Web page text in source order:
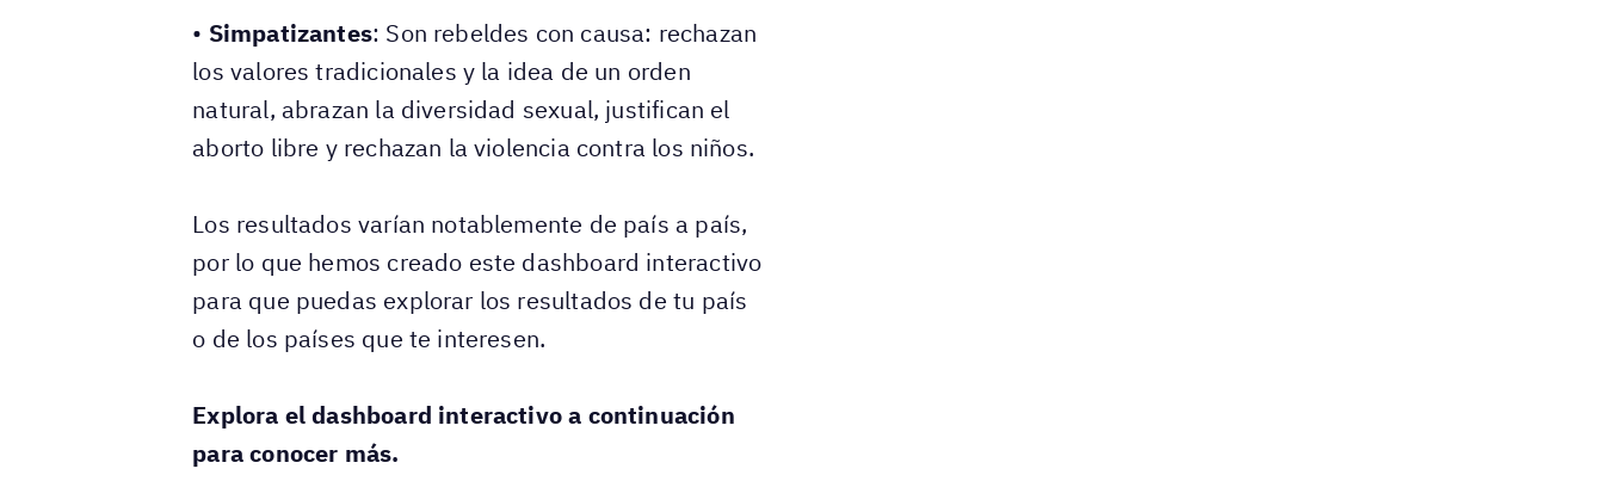
• Simpatizantes: Son rebeldes con causa: rechazan
los valores tradicionales y la idea de un orden
natural, abrazan la diversidad sexual, justifican el
aborto libre y rechazan la violencia contra los niños.
Los resultados varían notablemente de país a país,
por lo que hemos creado este dashboard interactivo
para que puedas explorar los resultados de tu país
o de los países que te interesen.
Explora el dashboard interactivo a continuación
para conocer más.